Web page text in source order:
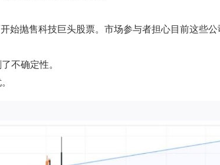
始抛售科技巨头股票。市场参与者担心目前这些
不确定性。